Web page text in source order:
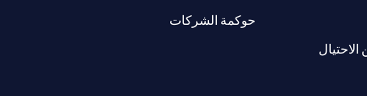
الاحتيال
حوكمة الشركاتopens in a new tab